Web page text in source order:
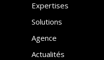
Expertises
Solutions
Agence
Actualités